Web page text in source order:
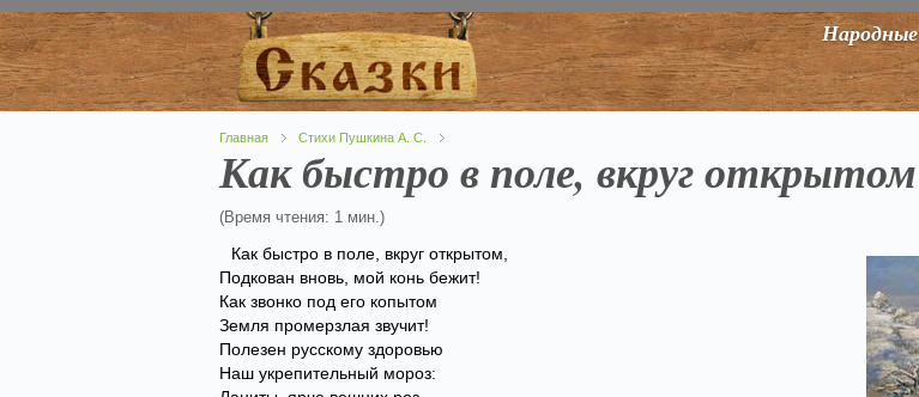
Народные
Главная Стихи Пушкина А. С.
Как быстро в поле, вкруг открытом
(Время чтения: 1 мин.)
Как быстро в поле, вкруг открытом,
Подкован вновь, мой конь бежит!
Как звонко под его копытом
Земля промерзлая звучит!
Полезен русскому здоровью
Наш укрепительный мороз: